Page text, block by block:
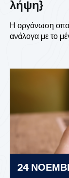
λήψη}
Η οργάνωση
ανάλογα με το
24